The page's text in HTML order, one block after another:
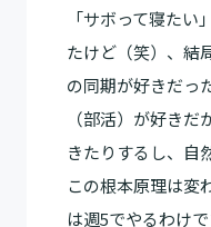
「サボって寝た
たけど（笑）、結
の同期が好きだっ
（部活）が好き
きたりするし、自
この根本原理は変
は週5でやるわけ